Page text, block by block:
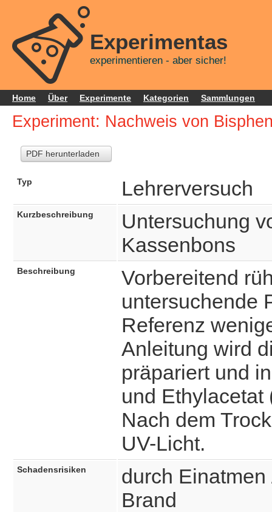
Experimentas
experimentieren - aber sicher!
Home Über Experimente Kategorien Sammlungen
Experiment: Nachweis von
PDF herunterladen
Typ Lehrerversuch
Kurzbeschreibung
Untersuchung
Kassenbons
Beschreibung
Vorbereitend
untersuchende
Referenz
Anleitung wird
präpariert und
und Ethylacetat
Nach dem
UV-Licht.
Schadensrisiken
durch
Brand